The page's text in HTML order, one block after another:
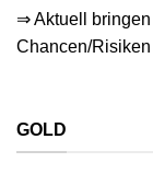
⇒ Aktuell
Chancen/
GOLD